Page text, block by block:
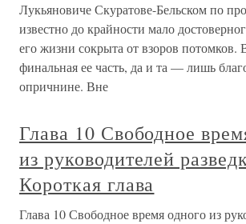
Лукьяновиче Скуратове-Бельском по
известно до крайности мало
его жизни сокрыта от взоров потомков.
финальная ее часть, да и та — лишь
опричнине. Вне
Глава 10 Свободное
из руководителей
Короткая глава
Глава 10 Свободное время одного из